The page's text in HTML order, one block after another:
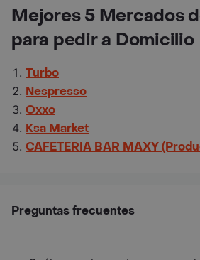
Mejores 5 Mercados
para pedir a Domicilio
Turbo
Nespresso
Oxxo
Ksa Market
CAFETERIA BAR MAXY
Preguntas frecuentes